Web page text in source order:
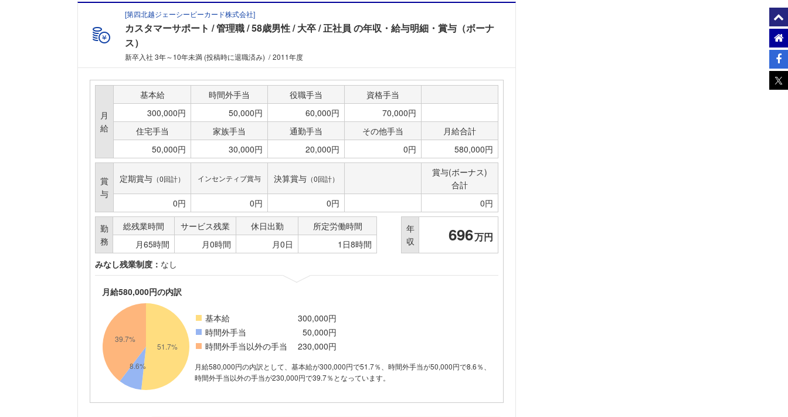
フォローしました
[第四北越ジェーシービーカード株式会社]
カスタマーサポート 管理職 58歳男性 大卒 正社員 の年収・給与明細・賞与（ボーナ
ス）
新卒入社 3年～10年未満 (投稿時に退職済み) 2011年度
月
給
基本給 時間外手当 役職手当
資格手当
300,000円
50,000円 60,000円
70,000円
住宅手当
家族手当 通勤手当 その他手当
月給合計
50,000円
30,000円 20,000円 0円 580,000円
賞
与
定期賞与 （0回計） インセンティブ賞与 決算賞与（0回計）
賞与(ボーナス)
合計
0円
0円 0円 0円
勤
務
総残業時間 サービス残業 休日出勤
所定労働時間
月65時間
月0時間 月0日 1日8時間
年
収
696万円
みなし残業制度： なし
月給580,000円の内訳
基本給
300,000円
時間外手当
50,000円
時間外手当以外の手当
230,000円
月給580,000円の内訳として、基本給が300,000円で51.7％、時間外手当が50,000円で8.6％、
時間外手当以外の手当が230,000円で39.7％となっています。